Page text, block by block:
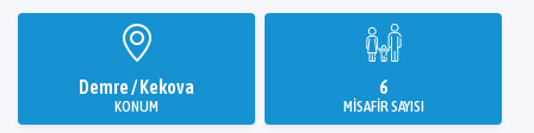
Demre / Kekova
KONUM
6
MISAFIR SAYISI